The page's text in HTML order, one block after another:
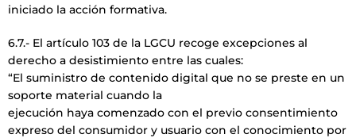
iniciado la acción formativa.
6.7.- El artículo 103 de la LGCU recoge excepciones al
derecho a desistimiento entre las cuales:
“El suministro de contenido digital que no se preste en un
soporte material cuando la
ejecución haya comenzado con el previo consentimiento
expreso del consumidor y usuario con el conocimiento por